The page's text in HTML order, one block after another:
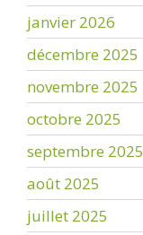
janvier 2026
décembre 2025
novembre 2025
octobre 2025
septembre 2025
août 2025
juillet 2025